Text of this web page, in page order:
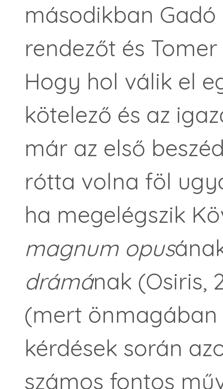
másodikban
rendezőt és
Hogy hol válik el
kötelező és az
már az első
rótta volna föl
ha megelégszik
magnum opus
drámának (Osiris,
(mert önmagában
kérdések során
számos fontos